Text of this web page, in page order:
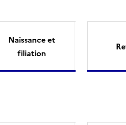
Naissance et
filiation